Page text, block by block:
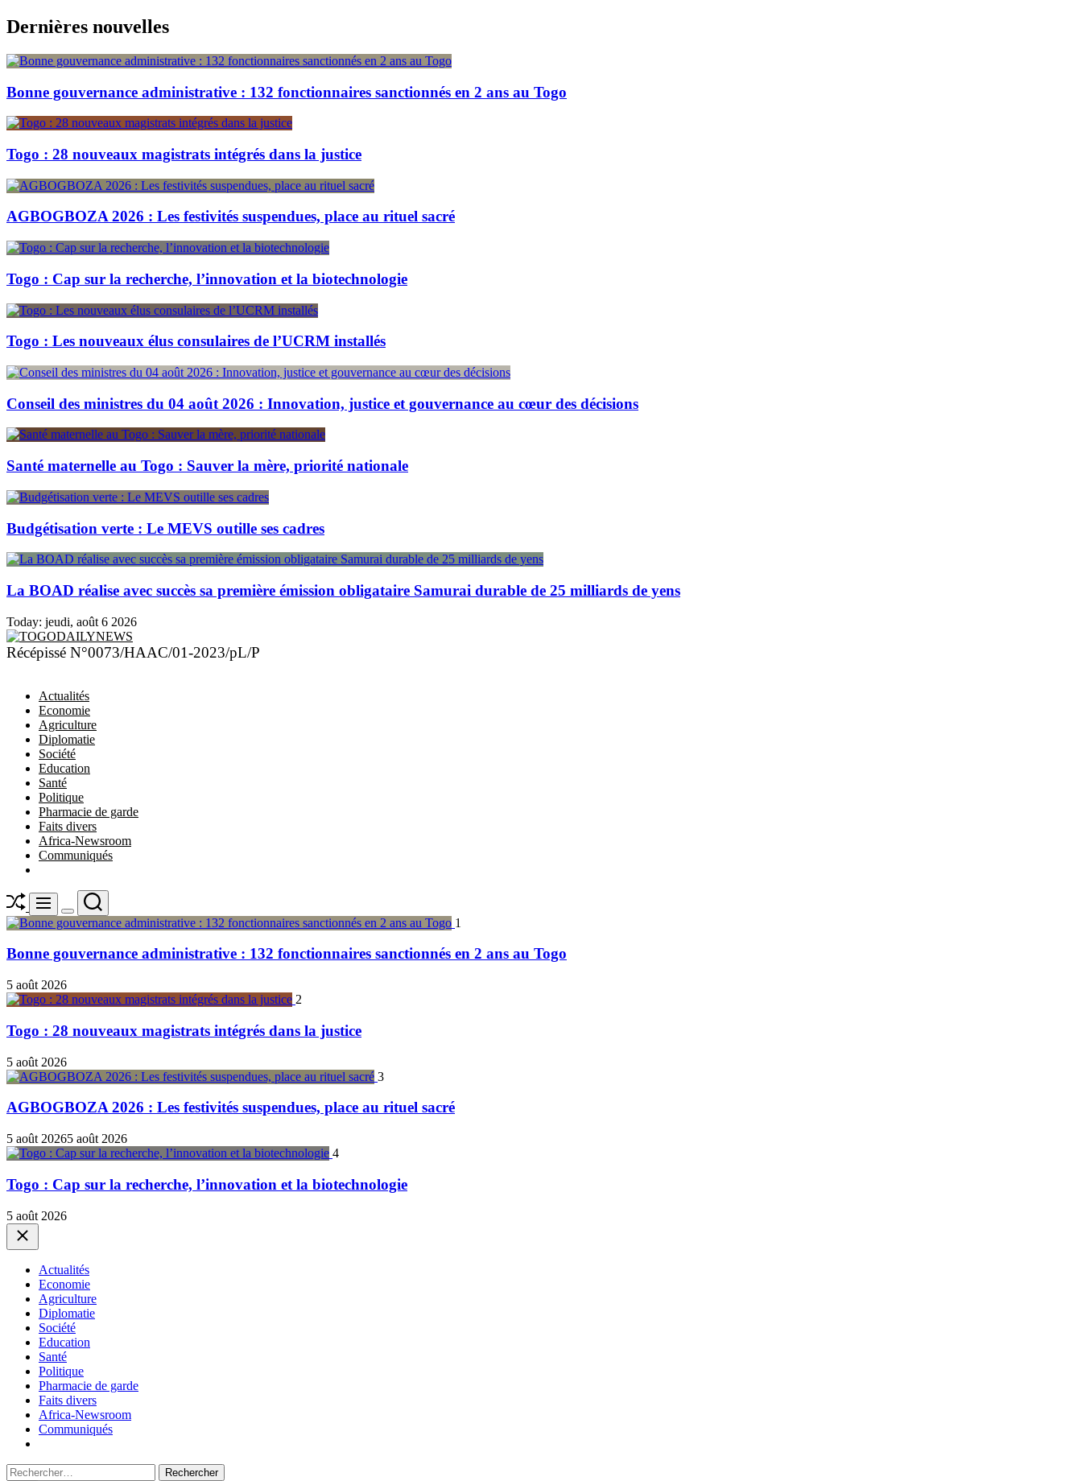
Skip
to
content
Dernières nouvelles
Bonne gouvernance administrative : 132 fonctionnaires sanctionnés en 2 ans au Togo
Togo : 28 nouveaux magistrats intégrés dans la justice
AGBOGBOZA 2026 : Les festivités suspendues, place au rituel sacré
Togo : Cap sur la recherche, l’innovation et la biotechnologie
Togo : Les nouveaux élus consulaires de l’UCRM installés
Conseil des ministres du 04 août 2026 : Innovation, justice et gouvernance au cœur des décisions
Santé maternelle au Togo : Sauver la mère, priorité nationale
Budgétisation verte : Le MEVS outille ses cadres
La BOAD réalise avec succès sa première émission obligataire Samurai durable de 25 milliards de yens
Today: jeudi, août 6 2026
TOGODAILYNEWS
Récépissé N°0073/HAAC/01-2023/pL/P
Actualités
Economie
Agriculture
Diplomatie
Société
Education
Santé
Politique
Pharmacie de garde
Faits divers
Africa-Newsroom
Communiqués
ShuffleMenu
Switch
color
Search
1
Bonne gouvernance administrative : 132 fonctionnaires sanctionnés en 2 ans au Togo
5 août 2026
2
Togo : 28 nouveaux magistrats intégrés dans la justice
5 août 2026
3
AGBOGBOZA 2026 : Les festivités suspendues, place au rituel sacré
5 août 20265 août 2026
4
Togo : Cap sur la recherche, l’innovation et la biotechnologie
5 août 2026
Close
Actualités
Economie
Agriculture
Diplomatie
Société
Education
Santé
Politique
Pharmacie de garde
Faits divers
Africa-Newsroom
Communiqués
Rechercher :